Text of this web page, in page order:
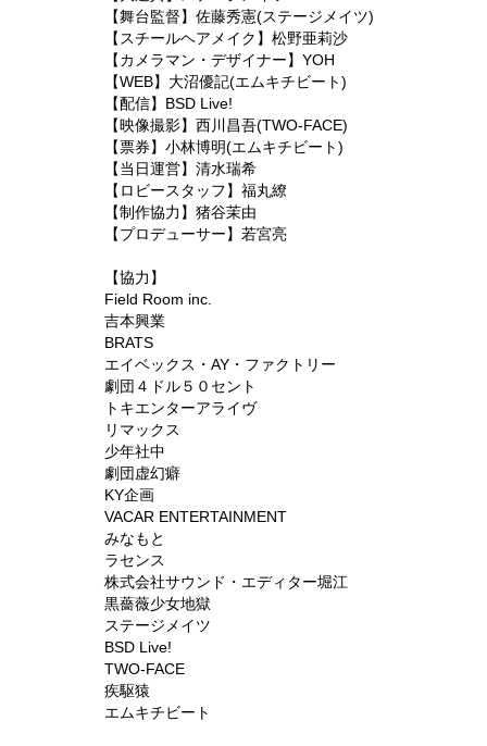
【舞台監督】佐藤秀憲(ステージメイツ)
【スチールヘアメイク】松野亜莉沙
【カメラマン・デザイナー】YOH
【WEB】大沼優記(エムキチビート)
【配信】BSD Live!
【映像撮影】西川昌吾(TWO-FACE)
【票券】小林博明(エムキチビート)
【当日運営】清水瑞希
【ロビースタッフ】福丸繚
【制作協力】猪谷茉由
【プロデューサー】若宮亮
【協力】
Field Room inc.
吉本興業
BRATS
エイベックス・AY・ファクトリー
劇団４ドル５０セント
トキエンターアライヴ
リマックス
少年社中
劇団虚幻癖
KY企画
VACAR ENTERTAINMENT
みなもと
ラセンス
株式会社サウンド・エディター堀江
黒薔薇少女地獄
ステージメイツ
BSD Live!
TWO-FACE
疾駆猿
エムキチビート